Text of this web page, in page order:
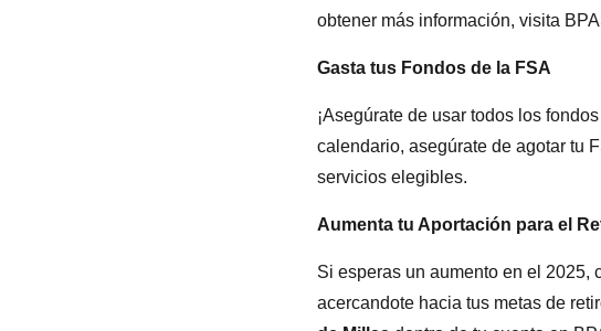
obtener más información, visita
Gasta tus Fondos de la FSA
¡Asegúrate de usar todos los
calendario, asegúrate de agotar tu
servicios elegibles.
Aumenta tu Aportación para el
Si esperas un aumento en el 2025,
acercandote hacia tus metas de